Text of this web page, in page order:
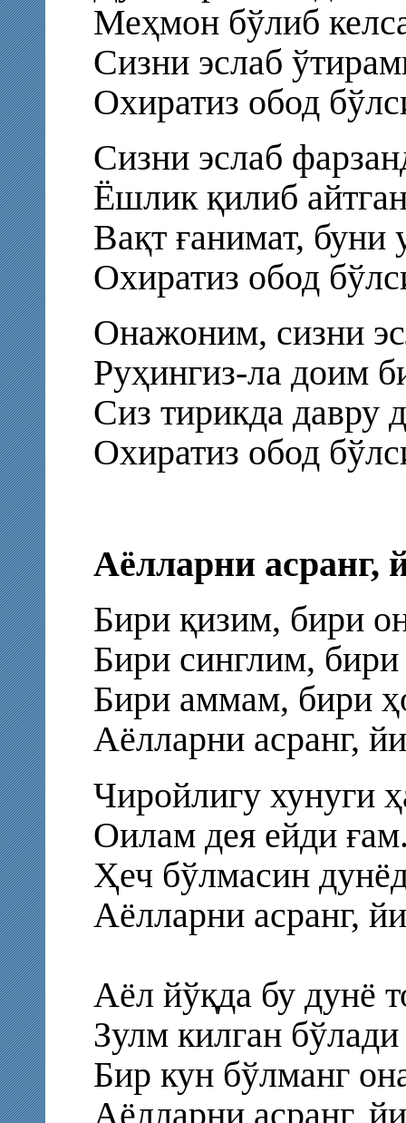
Меҳмон бўлиб
Сизни эслаб
Охиратиз обод
Сизни эслаб
Ёшлик қилиб
Вақт ғанимат, буни
Охиратиз обод
Онажоним, сизни
Руҳингиз-ла доим
Сиз тирикда давру
Охиратиз обод
Аёлларни асранг,
Бири қизим, бири
Бири синглим,
Бири аммам, бири
Аёлларни асранг,
Чиройлигу хунуги
Оилам дея ейди
Ҳеч бўлмасин
Аёлларни асранг,
Аёл йўқда бу дунё
Зулм килган
Бир кун бўлманг
Аёлларни асранг,